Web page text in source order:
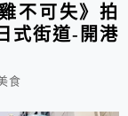
不可失》拍
式街道-開港
食